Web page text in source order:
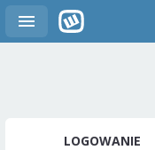
LOGOWANIE